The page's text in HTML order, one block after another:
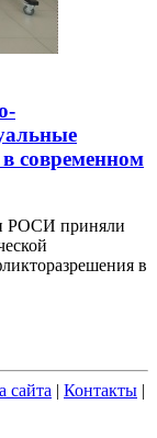
современном
РОСИ приняли
в
сайта | Контакты |